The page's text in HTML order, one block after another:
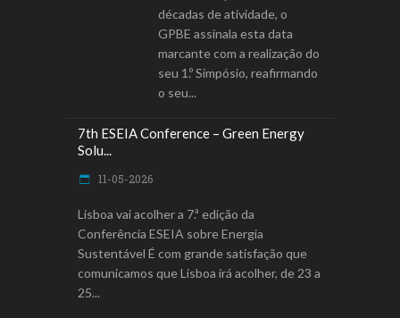
décadas de atividade, o
GPBE assinala esta data
marcante com a realização do
seu 1.º Simpósio, reafirmando
o seu
7th ESEIA Conference – Green Energy
Solu...
11-05-2026
Lisboa vai acolher a 7.ª edição da
Conferência ESEIA sobre Energia
Sustentável É com grande satisfação que
comunicamos que Lisboa irá acolher, de 23 a
25